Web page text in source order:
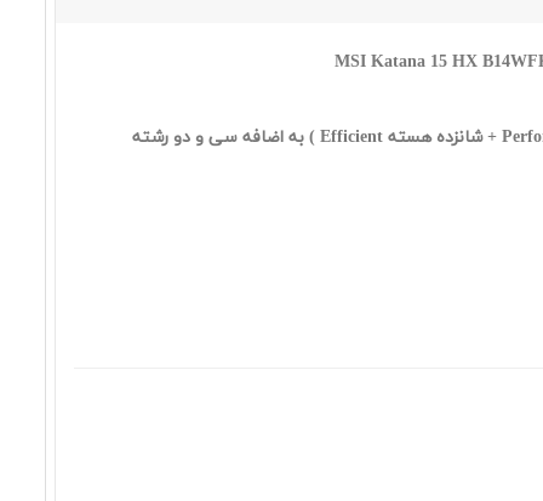
14650HX 16 1SSD 8 5060 FHD
٢٨٢,٠٣٠,٠٠٠ تومان